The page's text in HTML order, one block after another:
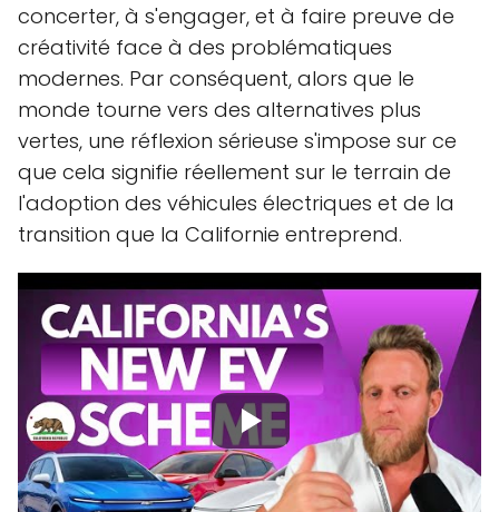
concerter, à s'engager, et à faire preuve de
créativité face à des problématiques
modernes. Par conséquent, alors que le
monde tourne vers des alternatives plus
vertes, une réflexion sérieuse s'impose sur ce
que cela signifie réellement sur le terrain de
l'adoption des véhicules électriques et de la
transition que la Californie entreprend.